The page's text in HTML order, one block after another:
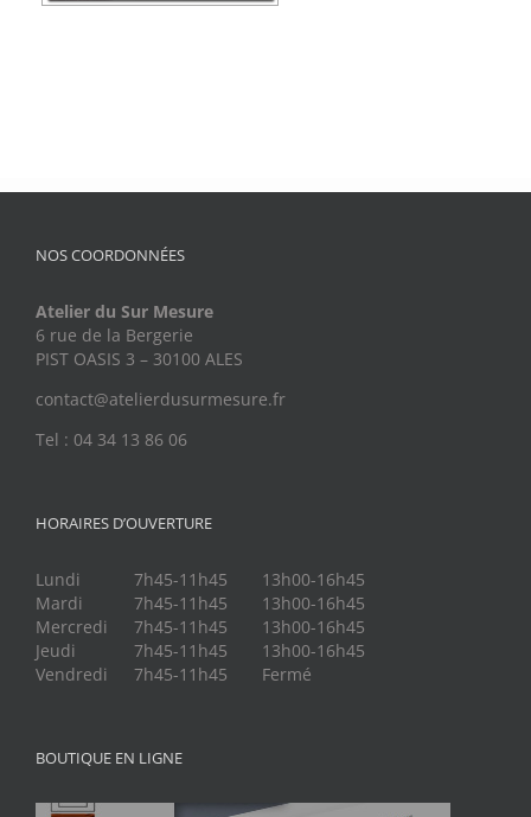
NOS COORDONNÉES
Atelier du Sur Mesure
6 rue de la Bergerie
PIST OASIS 3 – 30100 ALES
contact@atelierdusurmesure.fr
Tel : 04 34 13 86 06
HORAIRES D’OUVERTURE
Lundi 7h45-11h45
13h00-16h45
Mardi
7h45-11h45
13h00-16h45
Mercredi
7h45-11h45
13h00-16h45
Jeudi
7h45-11h45
13h00-16h45
Vendredi
7h45-11h45 Fermé
BOUTIQUE EN LIGNE